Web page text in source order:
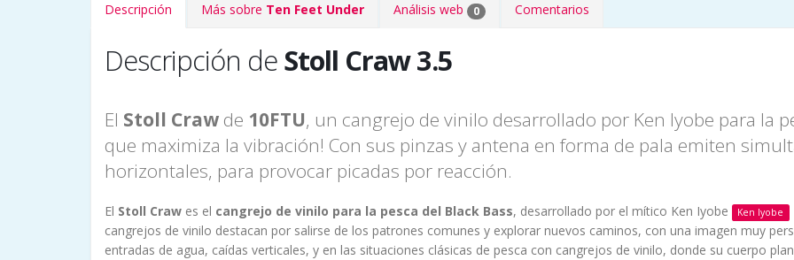
Descripción Más sobre Ten Feet Under Análisis web 0 Comentarios
Descripción deStoll Craw 3.5
El Stoll Craw de 10FTU, un cangrejo de vinilo desarrollado por Ken Iyobe para la
que maximiza la vibración! Con sus pinzas y antena en forma de pala emiten
horizontales, para provocar picadas por reacción.
El Stoll Craw es el cangrejo de vinilo para la pesca del Black Bass, desarrollado por el mítico Ken Iyobe Ken Iyobe
cangrejos de vinilo destacan por salirse de los patrones comunes y explorar nuevos caminos, con una imagen muy
entradas de agua, caídas verticales, y en las situaciones clásicas de pesca con cangrejos de vinilo, donde su cuerpo